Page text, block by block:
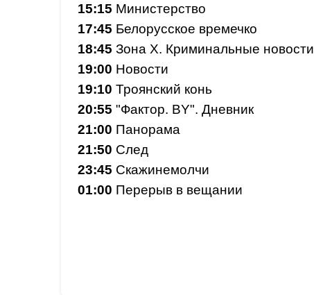
15:15 Министерство
17:45 Белорусское времечко
18:45 Зона Х. Криминальные новости
19:00 Новости
19:10 Троянский конь
20:55 "Фактор. BY". Дневник
21:00 Панорама
21:50 След
23:45 Скажинемолчи
01:00 Перерыв в вещании